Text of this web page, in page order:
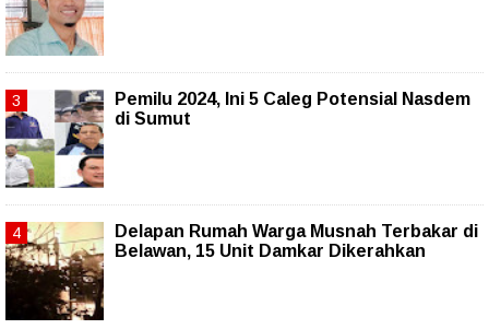
Pemilu 2024, Ini 5 Caleg Potensial Nasdem
di Sumut
Delapan Rumah Warga Musnah Terbakar di
Belawan, 15 Unit Damkar Dikerahkan